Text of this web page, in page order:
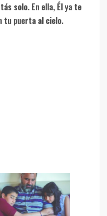
solo. En ella, Él ya te
tu puerta al cielo.